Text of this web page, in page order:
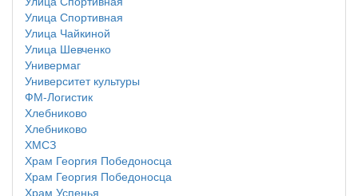
Улица Спортивная
Улица Чайкиной
Улица Шевченко
Универмаг
Университет культуры
ФМ-Логистик
Хлебниково
Хлебниково
ХМСЗ
Храм Георгия Победоносца
Храм Георгия Победоносца
Храм Успенья